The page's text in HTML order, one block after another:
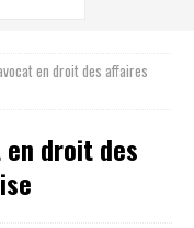
en droit des affaires
en droit des